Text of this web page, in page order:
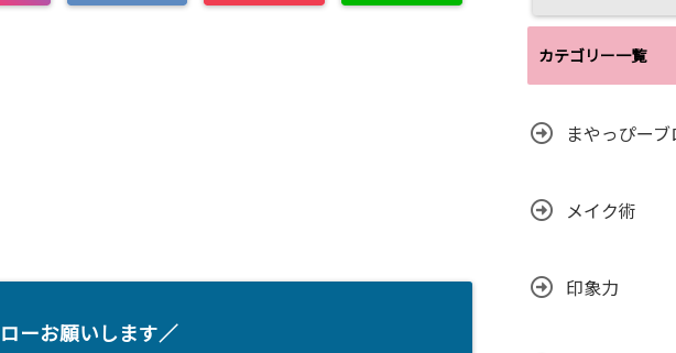
ーお願いします／
カテゴリー一覧
まやっぴーブ
メイク術
印象力